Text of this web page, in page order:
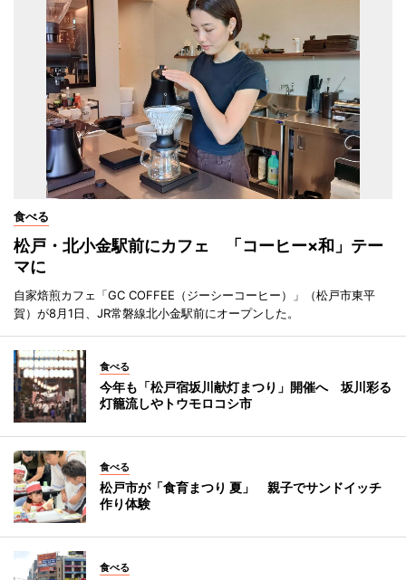
食べる
松戸・北小金駅前にカフェ 「コーヒー×和」テー
マに
自家焙煎カフェ「GC COFFEE（ジーシーコーヒー）」（松戸市東平
賀）が8月1日、JR常磐線北小金駅前にオープンした。
食べる
今年も「松戸宿坂川献灯まつり」開催へ 坂川彩る
灯籠流しやトウモロコシ市
食べる
松戸市が「食育まつり 夏」 親子でサンドイッチ
作り体験
食べる